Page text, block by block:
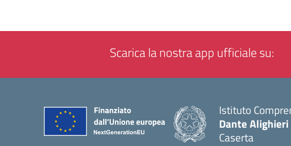
Scarica la nostra app ufficiale su:
Istituto
Dante Alighieri
Caserta